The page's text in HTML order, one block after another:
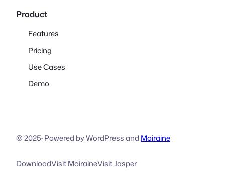
Product
Features
Pricing
Use Cases
Demo
© 2025·Powered by WordPress and Moiraine
DownloadVisit MoiraineVisit Jasper